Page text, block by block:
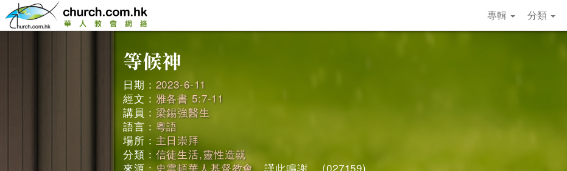
專輯 分類
日期： 2023-6-11
經文： 雅各書 5:7-11
講員： 梁錫強醫生
語言： 粵語
場所： 主日崇拜
分類： 信徒生活,靈性造就
來源：史雲頓華人基督教會 ，謹此鳴謝。 (027159)